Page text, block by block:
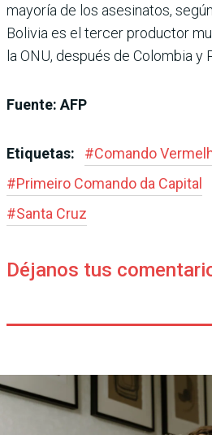
mayoría de los asesinatos,
Bolivia es el tercer productor
la ONU, después de Colombia y
Fuente: AFP
Etiquetas: #Comando
#Primeiro Comando da Capital
#Santa Cruz
Déjanos tus